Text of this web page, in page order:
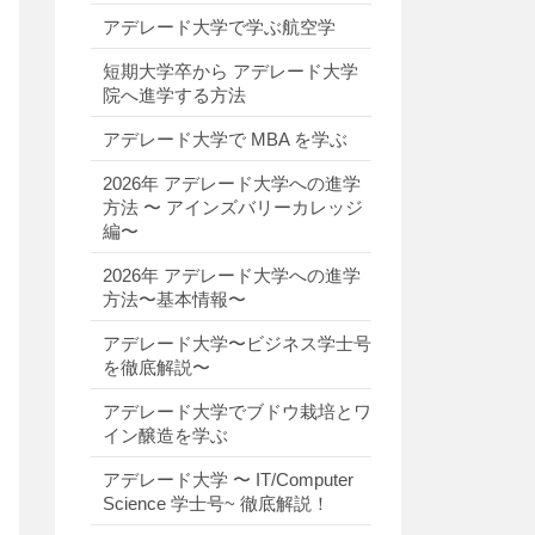
アデレード大学で学ぶ航空学
短期大学卒から アデレード大学
院へ進学する方法
アデレード大学で MBA を学ぶ
2026年 アデレード大学への進学
方法 〜 アインズバリーカレッジ
編〜
2026年 アデレード大学への進学
方法〜基本情報〜
アデレード大学〜ビジネス学士号
を徹底解説〜
アデレード大学でブドウ栽培とワ
イン醸造を学ぶ
アデレード大学 〜 IT/Computer
Science 学士号~ 徹底解説！